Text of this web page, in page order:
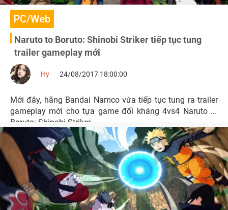
PC/Web
Naruto to Boruto: Shinobi Striker tiếp tục tung
trailer gameplay mới
Hy 24/08/2017 18:00:00
Mới đây, hãng Bandai Namco vừa tiếp tục tung ra trailer
gameplay mới cho tựa game đối kháng 4vs4 Naruto to
Boruto: Shinobi Striker.